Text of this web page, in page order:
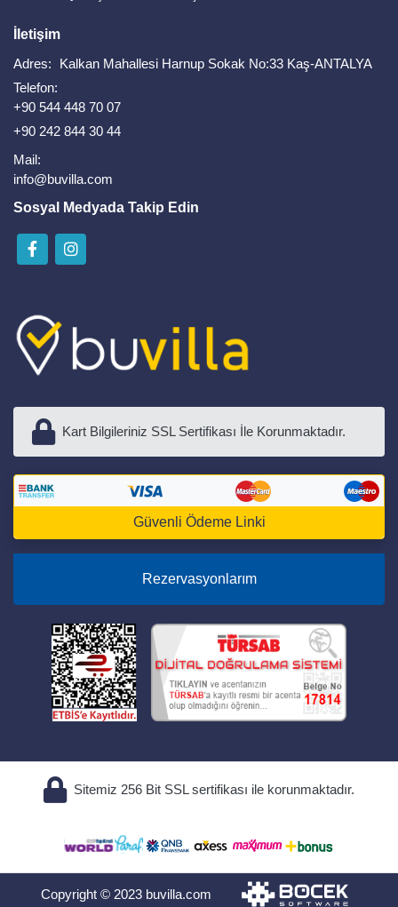
İletişim
Adres:
Kalkan Mahallesi Harnup Sokak No:33 Kaş-ANTALYA
Telefon:
+90 544 448 70 07
+90 242 844 30 44
Mail:
info@buvilla.com
Sosyal Medyada Takip Edin
Kart Bilgileriniz SSL Sertifikası İle Korunmaktadır.
Güvenli Ödeme Linki
Rezervasyonlarım
Sitemiz 256 Bit SSL sertifikası ile korunmaktadır.
Copyright © 2023 buvilla.com